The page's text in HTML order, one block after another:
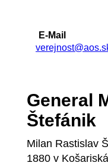
E-Mail
General
Štefánik
Milan Rastislav
1880 v